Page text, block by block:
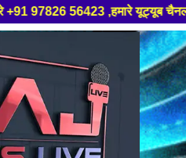
,हमारे यूट्यूब चैनल को